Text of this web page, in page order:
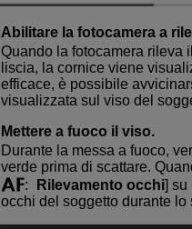
Abilitare la fotocamera a
Quando la fotocamera rileva
liscia, la cornice viene
efficace, è possibile
visualizzata sul viso del
Mettere a fuoco il viso.
Durante la messa a fuoco,
verde prima di scattare.
:
Rilevamento occhi] su
occhi del soggetto durante lo